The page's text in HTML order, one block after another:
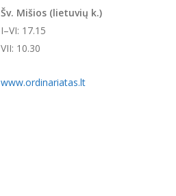
Šv. Mišios (lietuvių k.)
I–VI: 17.15
VII: 10.30
www.ordinariatas.lt